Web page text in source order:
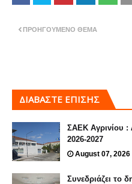
ΠΡΟΗΓΟΎΜΕΝΟ ΘΈΜΑ
ΔΙΑΒΑΣΤΕ ΕΠΙΣΗΣ
ΣΑΕΚ Αγρινίου :
2026-2027
August 07, 2026
Συνεδριάζει το